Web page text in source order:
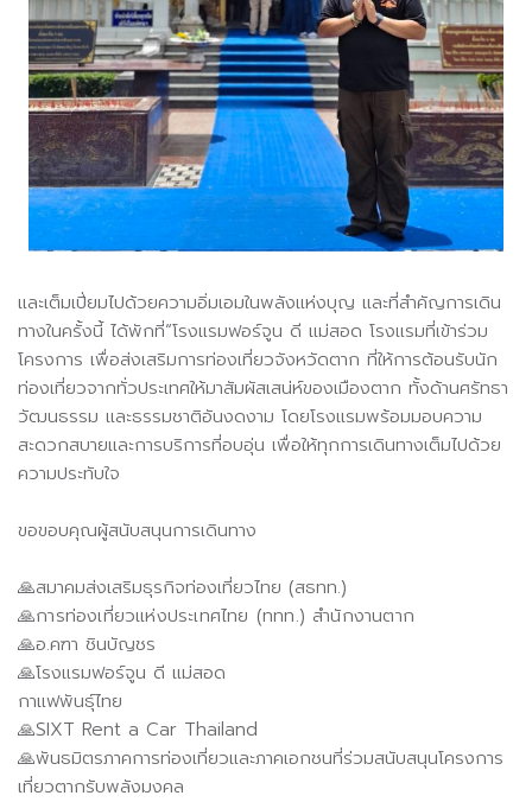
และเต็มเปี่ยมไปด้วยความอิ่มเอมในพลังแห่งบุญ และที่สำคัญการเดิน
ทางในครั้งนี้ ได้พักที่“โรงแรมฟอร์จูน ดี แม่สอด โรงแรมที่เข้าร่วม
โครงการ เพื่อส่งเสริมการท่องเที่ยวจังหวัดตาก ที่ให้การต้อนรับนัก
ท่องเที่ยวจากทั่วประเทศให้มาสัมผัสเสน่ห์ของเมืองตาก ทั้งด้านศรัทธา
วัฒนธรรม และธรรมชาติอันงดงาม โดยโรงแรมพร้อมมอบความ
สะดวกสบายและการบริการที่อบอุ่น เพื่อให้ทุกการเดินทางเต็มไปด้วย
ความประทับใจ
ขอขอบคุณผู้สนับสนุนการเดินทาง
🙏สมาคมส่งเสริมธุรกิจท่องเที่ยวไทย (สธทท.)
🙏การท่องเที่ยวแห่งประเทศไทย (ททท.) สำนักงานตาก
🙏อ.คฑา ชินบัญชร
🙏โรงแรมฟอร์จูน ดี แม่สอด
กาแฟพันธุ์ไทย
🙏SIXT Rent a Car Thailand
🙏พันธมิตรภาคการท่องเที่ยวและภาคเอกชนที่ร่วมสนับสนุนโครงการ
เที่ยวตากรับพลังมงคล